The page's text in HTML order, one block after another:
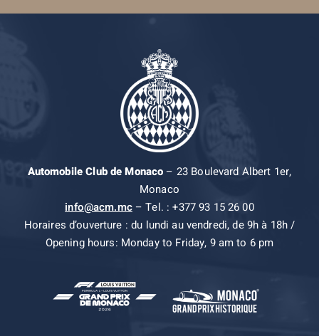
Automobile Club de Monaco– 23 Boulevard Albert 1er,
Monaco
info@acm.mc– Tel. : +377 93 15 26 00
Horaires d’ouverture : du lundi au vendredi, de 9h à 18h /
Opening hours: Monday to Friday, 9 am to 6 pm